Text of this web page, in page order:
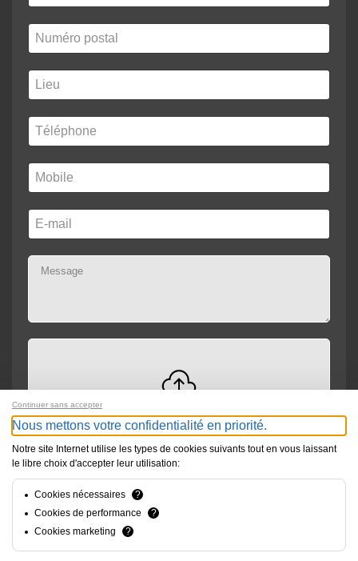
Drag and drop files here or
Max file size: 300MB
Continuer sans accepter
Nous mettons votre confidentialité en priorité.
Notre site Internet utilise les types de cookies suivants tout en vous laissant
le libre choix d'accepter leur utilisation:
Cookies nécessaires
?
Cookies de performance
?
Cookies marketing
?